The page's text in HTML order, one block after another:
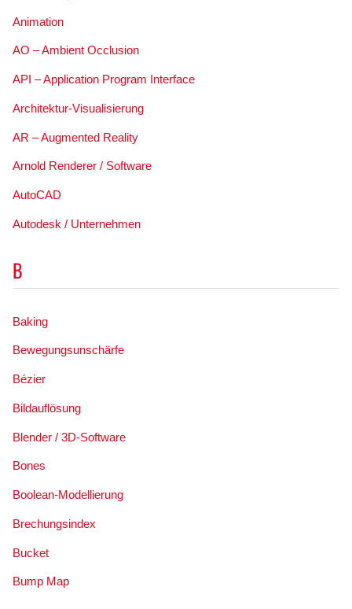
Animation
AO – Ambient Occlusion
API – Application Program Interface
Architektur-Visualisierung
AR – Augmented Reality
Arnold Renderer / Software
AutoCAD
Autodesk / Unternehmen
B
Baking
Bewegungsunschärfe
Bézier
Bildauflösung
Blender / 3D-Software
Bones
Boolean-Modellierung
Brechungsindex
Bucket
Bump Map